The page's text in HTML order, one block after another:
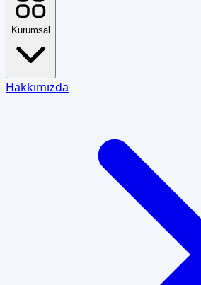
Kurumsal
Hakkımızda